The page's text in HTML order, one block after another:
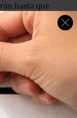
hasta qué
agravado esta
de fijación de
a la BBC